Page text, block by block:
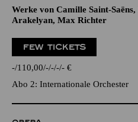
Werke von Camille Saint-
Arakelyan, Max Richter
FEW TICKETS
- 110,00 - - - - €
Abo 2: Internationale Orchester